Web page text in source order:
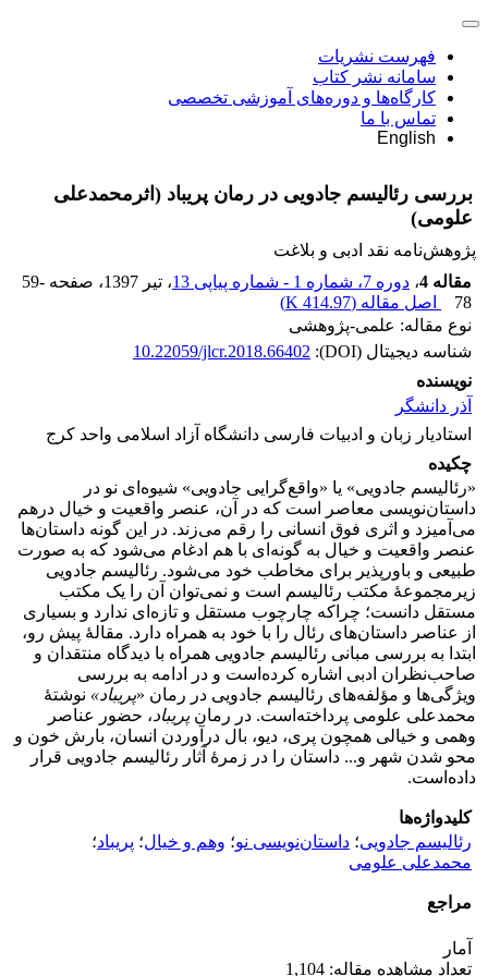
فهرست نشریات
سامانه نشر کتاب
کارگاه‌ها و دوره‌های آموزشی تخصصی
تماس با ما
English
بررسی رئالیسم جادویی در رمان پریباد (اثرمحمدعلی
علومی)
پژوهش‌نامه نقد ادبی و بلاغت
مقاله 4
، دوره 7، شماره 1 - شماره پیاپی 13 ، تیر 1397 ، صفحه 59-
78
اصل مقاله (414.97 K
)
نوع مقاله: علمی-پژوهشی
شناسه دیجیتال (DOI):
10.22059/jlcr.2018.66402
نویسنده
آذر دانشگر
استادیار زبان و ادبیات فارسی دانشگاه آزاد اسلامی واحد کرج
چکیده
«رئالیسم جادویی» یا «واقع‌گرایی جادویی» شیوه‌ای نو در
داستان‌نویسی معاصر است که در آن، عنصر واقعیت و خیال درهم
می‌آمیزد و اثری فوق انسانی را رقم می‌زند. در این گونه داستان‌ها
عنصر واقعیت و خیال به گونه‌ای با هم ادغام می‌شود که به صورت
طبیعی و باورپذیر برای مخاطب خود می‌شود. رئالیسم جادویی
زیرمجموعۀ مکتب رئالیسم است و نمی‌توان آن را یک مکتب
مستقل دانست؛ چراکه چارچوب مستقل و تازه‌ای ندارد و بسیاری
از عناصر داستان‌های رئال را با خود به همراه دارد. مقالۀ پیش رو،
ابتدا به بررسی مبانی رئالیسم جادویی همراه با دیدگاه منتقدان و
صاحب‌نظران ادبی اشاره کرده‌است و در ادامه به بررسی
ویژگی‌ها و مؤلفه‌های رئالیسم جادویی در رمان «پریباد» نوشتۀ
محمدعلی علومی پرداخته‌است. در رمانپریباد، حضور عناصر
وهمی و خیالی همچون پری، دیو، بال درآوردن انسان، بارش خون و
محو شدن شهر و... داستان را در زمرۀ آثار رئالیسم جادویی قرار
داده‌است.
کلیدواژه‌ها
رئالیسم جادویی؛ داستان‌نویسی نو؛ وهم و خیال؛ پریباد؛
محمدعلی علومی
مراجع
آمار
تعداد مشاهده مقاله: 1,104